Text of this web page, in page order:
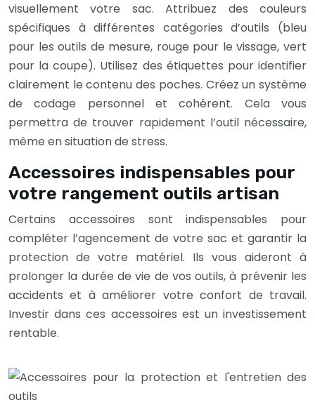
visuellement votre sac. Attribuez des couleurs
spécifiques à différentes catégories d’outils (bleu
pour les outils de mesure, rouge pour le vissage, vert
pour la coupe). Utilisez des étiquettes pour identifier
clairement le contenu des poches. Créez un système
de codage personnel et cohérent. Cela vous
permettra de trouver rapidement l’outil nécessaire,
même en situation de stress.
Accessoires indispensables pour
votre rangement outils artisan
Certains accessoires sont indispensables pour
compléter l’agencement de votre sac et garantir la
protection de votre matériel. Ils vous aideront à
prolonger la durée de vie de vos outils, à prévenir les
accidents et à améliorer votre confort de travail.
Investir dans ces accessoires est un investissement
rentable.